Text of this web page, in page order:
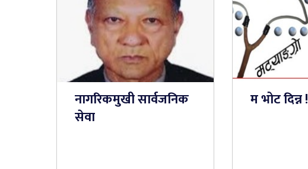
नागरिकमुखी सार्वजनिक
सेवा
म भोट दिन्न !